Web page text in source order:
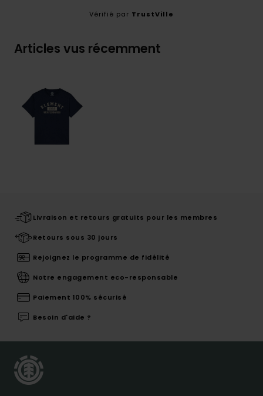
Vérifié par TrustVille
Articles vus récemment
Livraison et retours gratuits pour les membres
Retours sous 30 jours
Rejoignez le programme de fidélité
Notre engagement eco-responsable
Paiement 100% sécurisé
Besoin d'aide ?